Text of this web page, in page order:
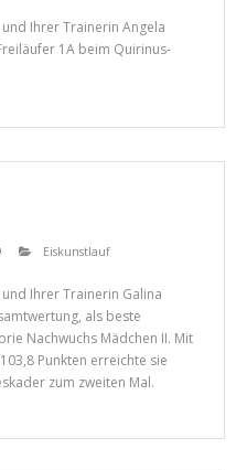
Ihrer Trainerin Angela
1A beim Quirinus-
Eiskunstlauf
Ihrer Trainerin Galina
als beste
Nachwuchs Mädchen II. Mit
Punkten erreichte sie
zum zweiten Mal.